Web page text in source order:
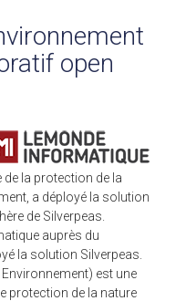
?
clients
NOUS
open
la protection de la
a déployé la solution
de Silverpeas.
auprès du
la solution Silverpeas.
Environnement) est une
protection de la nature